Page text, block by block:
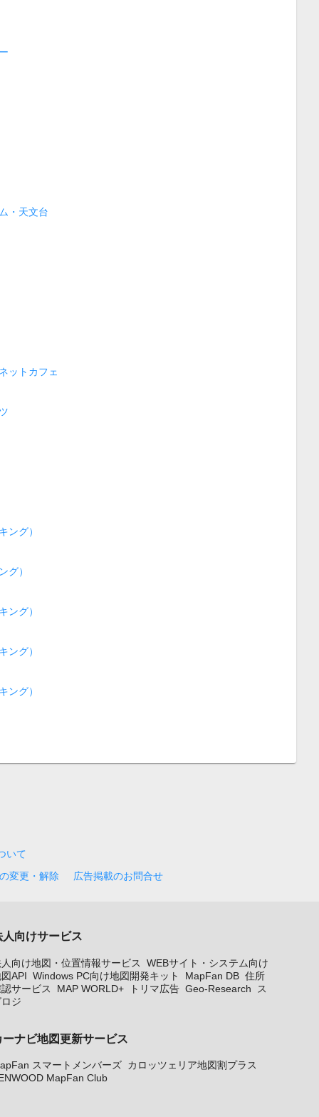
・天文台
ットカフェ
ング）
グ）
ング）
ング）
ング）
いて
変更・解除 広告掲載のお問合せ
人向けサービス
向け地図・位置情報サービス
WEBサイト・システム向け
API Windows PC向け地図開発キット MapFan DB 住所
サービス
MAP WORLD+ トリマ広告 Geo-Research
ス
ジ
ーナビ地図更新サービス
スマートメンバーズ カロッツェリア地図割プラス
MapFan Club